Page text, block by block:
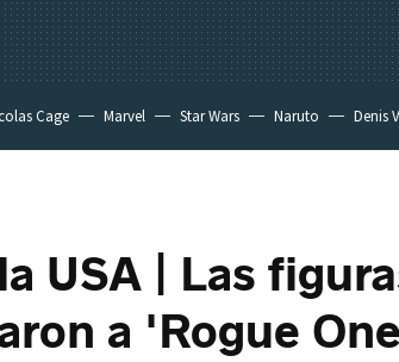
Cage Marvel Star Wars Naruto Denis
USA | Las
a 'Rogue